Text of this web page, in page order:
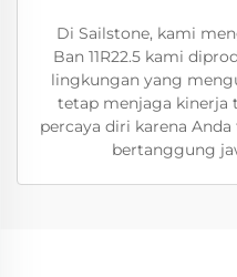
Di Sailstone, kami
Ban 11R22.5 kami
lingkungan yang
tetap menjaga kinerja
percaya diri karena
bertanggung